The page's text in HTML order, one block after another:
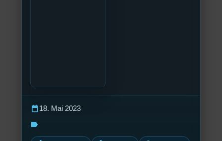
calendar_today18. Mai 2023
label